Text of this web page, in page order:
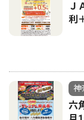
Ｊ
利
神
六